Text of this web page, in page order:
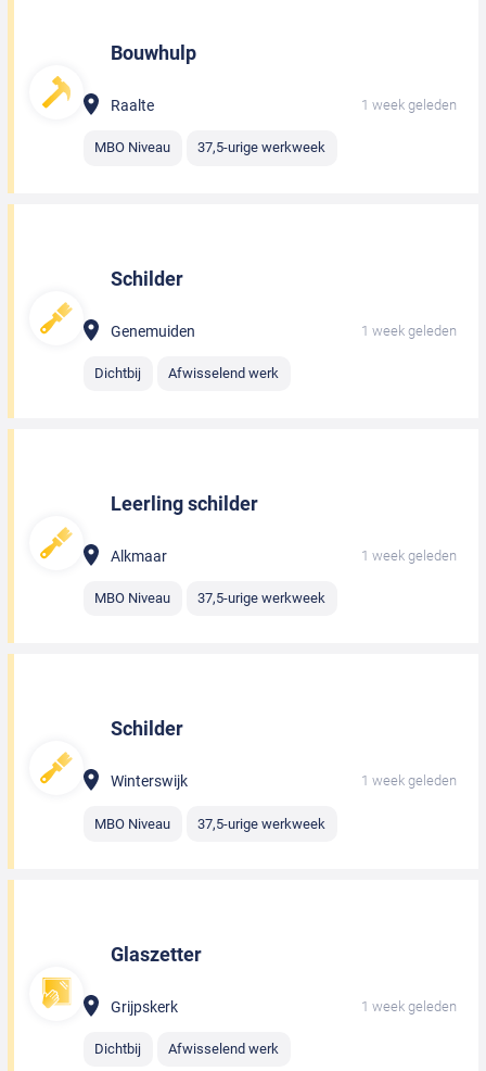
Bouwhulp
Raalte 1 week geleden
MBO Niveau 37,5-urige werkweek
Schilder
Genemuiden 1 week geleden
Dichtbij Afwisselend werk
Leerling schilder
Alkmaar 1 week geleden
MBO Niveau 37,5-urige werkweek
Schilder
Winterswijk 1 week geleden
MBO Niveau 37,5-urige werkweek
Glaszetter
Grijpskerk 1 week geleden
Dichtbij Afwisselend werk